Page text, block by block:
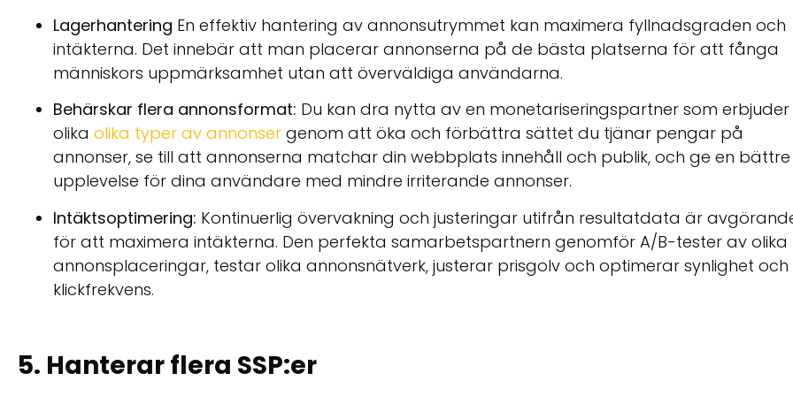
Lagerhantering En effektiv hantering av annonsutrymmet kan maximera fyllnadsgraden och
intäkterna. Det innebär att man placerar annonserna på de bästa platserna för att fånga
människors uppmärksamhet utan att överväldiga användarna.
Behärskar flera annonsformat: Du kan dra nytta av en monetariseringspartner som erbjuder
olika olika typer av annonser genom att öka och förbättra sättet du tjänar pengar på
annonser, se till att annonserna matchar din webbplats innehåll och publik, och ge en bättre
upplevelse för dina användare med mindre irriterande annonser.
Intäktsoptimering: Kontinuerlig övervakning och justeringar utifrån resultatdata är
för att maximera intäkterna. Den perfekta samarbetspartnern genomför A/B-tester av olika
annonsplaceringar, testar olika annonsnätverk, justerar prisgolv och optimerar synlighet och
klickfrekvens.
5. Hanterar flera SSP:er